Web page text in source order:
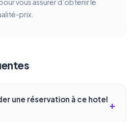
vous assurer d’obtenir le
prix.
une réservation à ce hotel